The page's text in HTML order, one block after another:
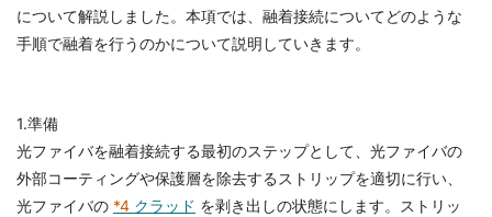
について解説しました。本項では、融着接続についてどのような
手順で融着を行うのかについて説明していきます。
1.準備
光ファイバを融着接続する最初のステップとして、光ファイバの
外部コーティングや保護層を除去するストリップを適切に行い、
光ファイバの *4 クラッド を剥き出しの状態にします。ストリッ